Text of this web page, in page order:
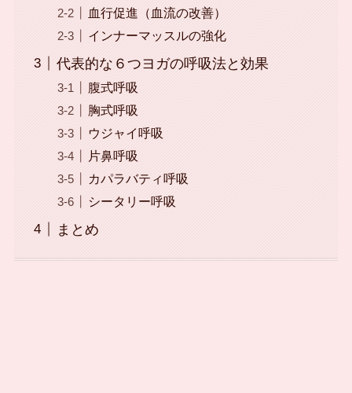
血行促進（血流の改善）
インナーマッスルの強化
代表的な６つヨガの呼吸法と効果
腹式呼吸
胸式呼吸
ウジャイ呼吸
片鼻呼吸
カパラバティ呼吸
シータリー呼吸
まとめ